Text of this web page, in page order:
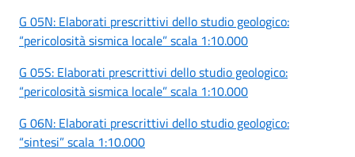
G 05N: Elaborati prescrittivi dello studio geologico:
“pericolosità sismica locale” scala 1:10.000
G 05S: Elaborati prescrittivi dello studio geologico:
“pericolosità sismica locale” scala 1:10.000
G 06N: Elaborati prescrittivi dello studio geologico:
“sintesi” scala 1:10.000